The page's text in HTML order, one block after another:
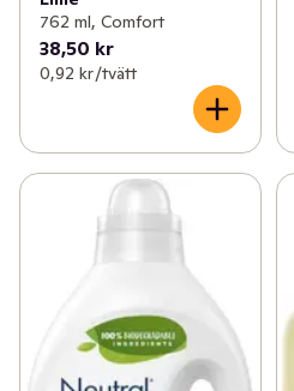
762 ml, Comfort
38,50 kr
0,92 kr /tvätt